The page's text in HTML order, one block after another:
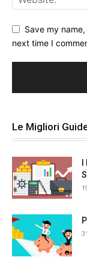
Save my
next time I
Le Migliori